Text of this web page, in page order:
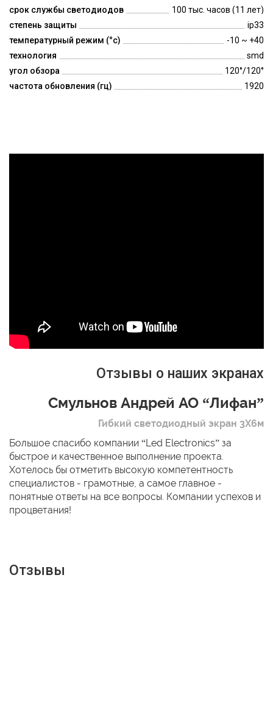
срок службы светодиодов
100 тыс. часов (11 лет)
степень защиты
ip33
температурный режим (°c)
-10 ~ +40
технология
smd
угол обзора
120°/120°
частота обновления (гц)
1920
Отзывы о наших экранах
Смульнов Андрей АО “Лифан”
Гибкий светодиодный экран 3Х6м
Большое спасибо компании “Led Electronics” за
быстрое и качественное выполнение проекта.
Хотелось бы отметить высокую компетентность
специалистов - грамотные, а самое главное -
понятные ответы на все вопросы. Компании успехов и
процветания!
Отзывы